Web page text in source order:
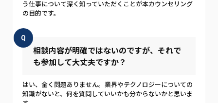
う仕事について深く知っていただくことが本カウンセリング
の目的です。
Q
相談内容が明確ではないのですが、それで
も参加して大丈夫ですか？
はい、全く問題ありません。業界やテクノロジーについての
知識がないと、何を質問していいかも分からないかと思いま